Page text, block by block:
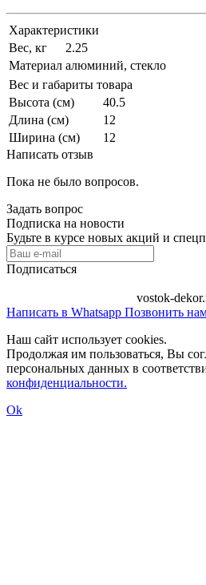
Характеристики
Вес, кг
2.25
Материал алюминий, стекло
Вес и габариты товара
Высота (см)
40.5
Длина (см)
12
Ширина (см)
12
Написать отзыв
Пока не было вопросов.
Задать вопрос
Подписка на новости
Будьте в курсе новых акций и
Подписаться
vostok-
Написать в Whatsapp Позвонить
Наш сайт использует cookies.
Продолжая им пользоваться, Вы
персональных данных в
конфиденциальности.
Ok